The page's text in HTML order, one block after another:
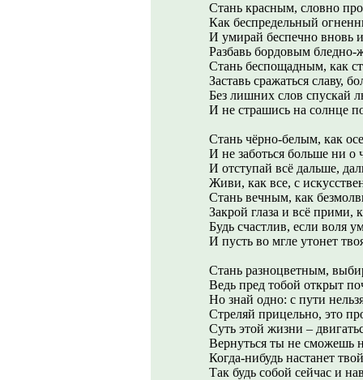
Стань красным, словно
Как беспредельный
И умирай беспечно вновь
Разбавь бордовым бледно-
Стань беспощадным, как
Заставь сражаться славу,
Без лишних слов спускай
И не страшись на солнце
Стань чёрно-белым, как
И не заботься больше ни о
И отступай всё дальше,
Живи, как все, с
Стань вечным, как
Закрой глаза и всё прими,
Будь счастлив, если воля
И пусть во мгле утонет
Стань разноцветным,
Ведь пред тобой открыт
Но знай одно: с пути
Стреляй прицельно, это
Суть этой жизни –
Вернуться ты не сможешь
Когда-нибудь настанет
Так будь собой сейчас и